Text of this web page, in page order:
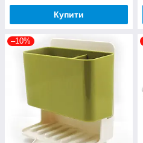
Купити
–10%